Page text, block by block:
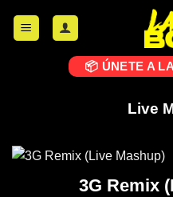
📦 ÚNETE A
Live
3G Remix